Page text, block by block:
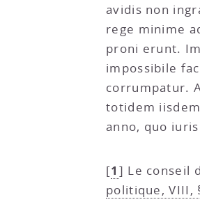
avidis non
rege minime
proni erunt.
impossibile
corrumpatur.
totidem
anno, quo
[1 ] Le conseil
politique, VIII,